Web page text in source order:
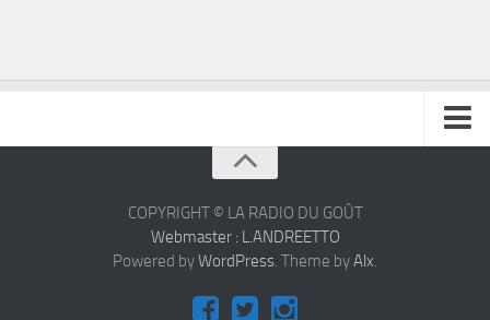
COPYRIGHT © LA RADIO DU GOÛT
Webmaster : L.ANDREETTO
Powered byWordPress. Theme byAlx.